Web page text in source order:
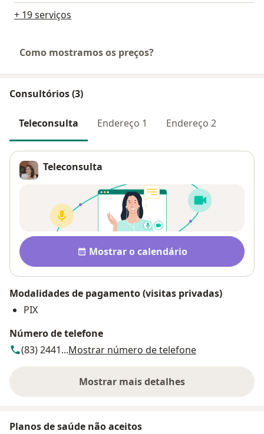
+ 19 serviços
Como mostramos os preços?
Consultórios (3)
Teleconsulta Endereço 1 Endereço 2
Teleconsulta
Disponibilidade
Mostrar o calendário
Modalidades de pagamento (visitas privadas)
PIX
Número de telefone
(83) 2441...Mostrar número de telefone
Mostrar mais detalhes
sobre o endereço
Planos de saúde não aceitos